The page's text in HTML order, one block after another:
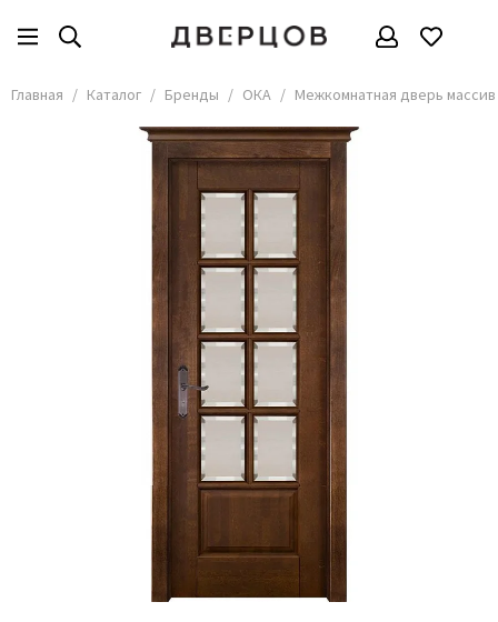
Бренды
Все товары
Главная Каталог Бренды ОКА Межкомнатная дверь